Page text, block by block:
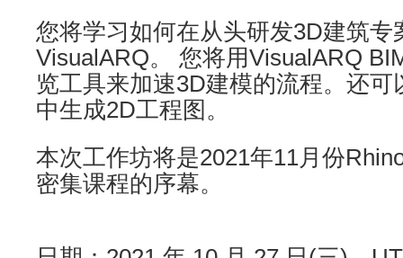
您将学习如何在从头研发3D建筑专
VisualARQ。 您将用VisualARQ
览工具来加速3D建模的流程。还
中生成2D工程图。
本次工作坊将是2021年11月份
密集课程的序幕。